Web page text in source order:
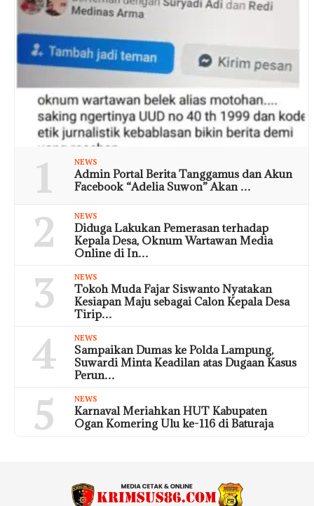
1 NEWS
Admin Portal Berita Tanggamus dan Akun
Facebook “Adelia Suwon” Akan …
2 NEWS
Diduga Lakukan Pemerasan terhadap
Kepala Desa, Oknum Wartawan Media
Online di In…
3 NEWS
Tokoh Muda Fajar Siswanto Nyatakan
Kesiapan Maju sebagai Calon Kepala Desa
Tirip…
4 NEWS
Sampaikan Dumas ke Polda Lampung,
Suwardi Minta Keadilan atas Dugaan Kasus
Perun…
5 NEWS
Karnaval Meriahkan HUT Kabupaten
Ogan Komering Ulu ke-116 di Baturaja